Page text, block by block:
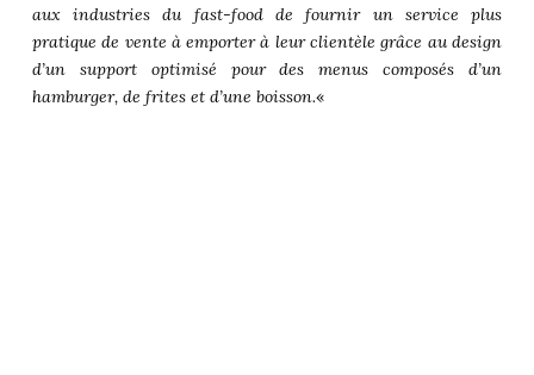
aux industries du fast-food de fournir un service plus
pratique de vente à emporter à leur clientèle grâce au design
d’un support optimisé pour des menus composés d’un
hamburger, de frites et d’une boisson.«